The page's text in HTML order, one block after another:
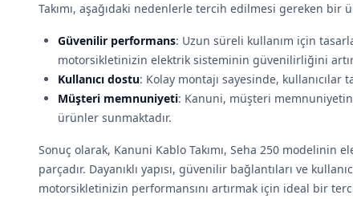
Takımı, aşağıdaki nedenlerle tercih edilmesi gereken bir
Güvenilir performans: Uzun süreli kullanım için
motorsikletinizin elektrik sisteminin güvenilirliğini
Kullanıcı dostu: Kolay montajı sayesinde, kullanıcılar
Müşteri memnuniyeti: Kanuni, müşteri
ürünler sunmaktadır.
Sonuç olarak, Kanuni Kablo Takımı, Seha 250 modelinin
parçadır. Dayanıklı yapısı, güvenilir bağlantıları ve
motorsikletinizin performansını artırmak için ideal bir